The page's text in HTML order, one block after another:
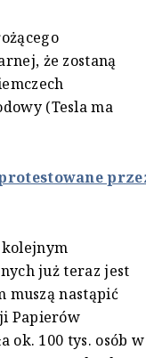
że zostaną
(Tesla ma
już teraz jest
muszą nastąpić
Papierów
ok. 100 tys. osób w